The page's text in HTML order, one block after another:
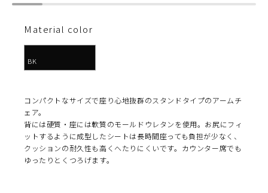
Material color
BK
コンパクトなサイズで座り心地抜群のスタンドタイプのアームチ
ェア。
背には硬質・座には軟質のモールドウレタンを使用。お尻にフィ
ットするように成型したシートは長時間座っても負担が少なく、
クッションの耐久性も高くへたりにくいです。カウンター席でも
ゆったりとくつろげます。